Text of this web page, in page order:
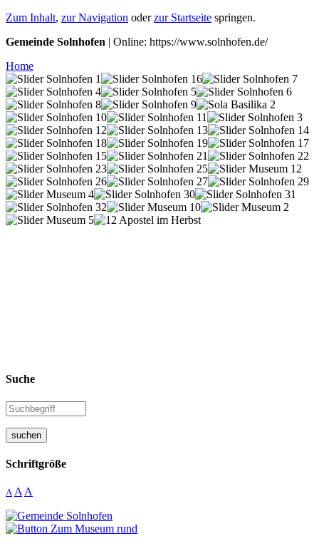
Zum Inhalt, zur Navigation oderzur Startseite springen.
Gemeinde Solnhofen | Online: https://www.solnhofen.de/
Home
Suche
suchen
Schriftgröße
A A A